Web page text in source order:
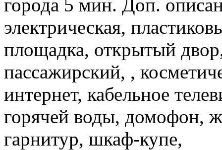
города 5 мин. Доп.
электрическая,
площадка, открытый
пассажирский, ,
интернет, кабельное
горячей воды, домофон,
гарнитур, шкаф-купе,